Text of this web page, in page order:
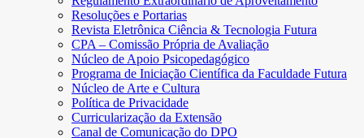
Resoluções e Portarias
Revista Eletrônica Ciência & Tecnologia Futura
CPA – Comissão Própria de Avaliação
Núcleo de Apoio Psicopedagógico
Programa de Iniciação Científica da Faculdade Futura
Núcleo de Arte e Cultura
Política de Privacidade
Curricularização da Extensão
Canal de Comunicação do DPO